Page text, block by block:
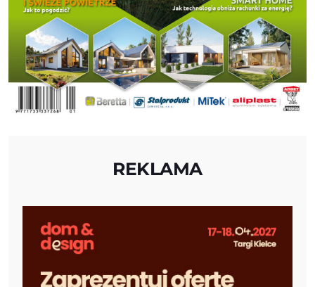
REKLAMA